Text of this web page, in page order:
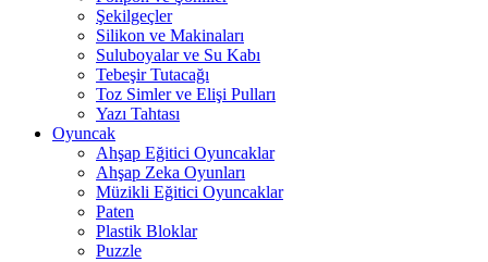
Şekilgeçler
Silikon ve Makinaları
Suluboyalar ve Su Kabı
Tebeşir Tutacağı
Toz Simler ve Elişi Pulları
Yazı Tahtası
Oyuncak
Ahşap Eğitici Oyuncaklar
Ahşap Zeka Oyunları
Müzikli Eğitici Oyuncaklar
Paten
Plastik Bloklar
Puzzle